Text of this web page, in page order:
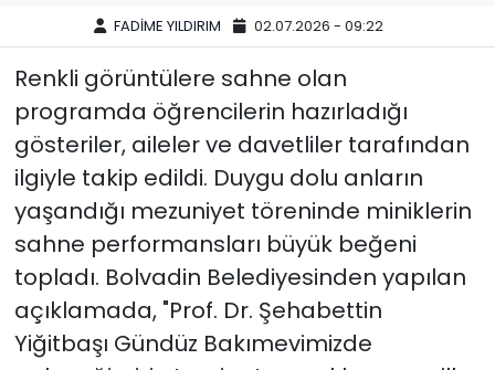
FADİME YILDIRIM 02.07.2026 - 09:22
Renkli görüntülere sahne olan
programda öğrencilerin hazırladığı
gösteriler, aileler ve davetliler tarafından
ilgiyle takip edildi. Duygu dolu anların
yaşandığı mezuniyet töreninde miniklerin
sahne performansları büyük beğeni
topladı. Bolvadin Belediyesinden yapılan
açıklamada, "Prof. Dr. Şehabettin
Yiğitbaşı Gündüz Bakımevimizde